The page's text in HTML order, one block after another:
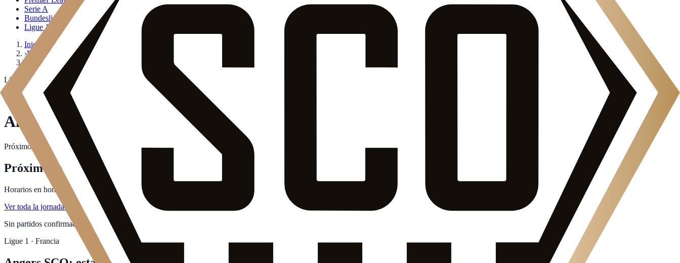
Serie A
Bundesliga
Ligue 1
Inicio
›Ligue 1
Angers SCO
Ligue 1 ·
Angers
Cuándo juega
Angers
Angers SCO
Próximos partidos del Angers en la temporada 2026-27: horarios, canales y dónde verlos en directo. Actualizado al minuto.
Próximos partidos
Horarios en hora peninsular. Canales actualizados al minuto.
Ver toda la jornada →
Sin partidos confirmados del
Angers para la próxima jornada.
Ligue 1 · Francia